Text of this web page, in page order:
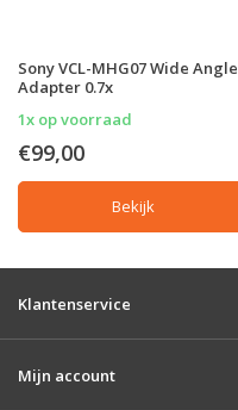
Sony VCL-MHG07 Wide Angle
Adapter 0.7x
1x op voorraad
€99,00
Bekijk
Klantenservice
Mijn account